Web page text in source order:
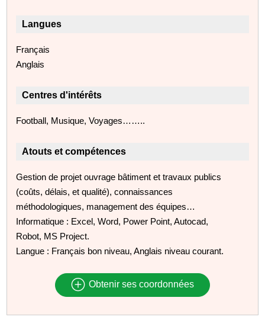
Langues
Français
Anglais
Centres d'intérêts
Football, Musique, Voyages……..
Atouts et compétences
Gestion de projet ouvrage bâtiment et travaux publics
(coûts, délais, et qualité), connaissances
méthodologiques, management des équipes…
Informatique : Excel, Word, Power Point, Autocad,
Robot, MS Project.
Langue : Français bon niveau, Anglais niveau courant.
Obtenir ses coordonnées